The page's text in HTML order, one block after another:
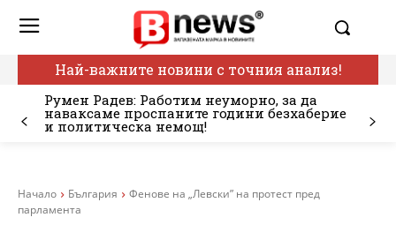
Най-важните новини с точния анализ!
Румен Радев: Работим неуморно, за да
наваксаме проспаните години безхаберие
и политическа немощ!
Начало България
Фенове на „Левски” на протест пред
парламента